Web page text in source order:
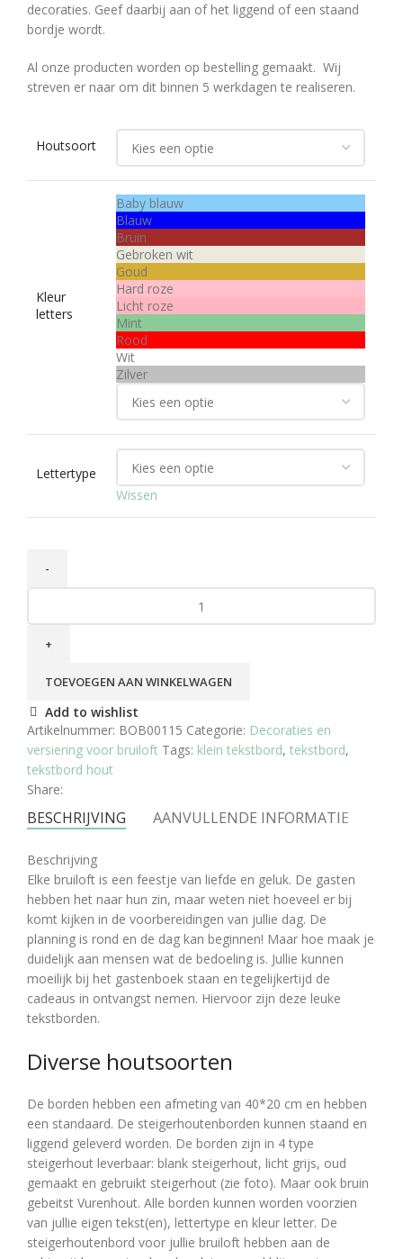
decoraties. Geef daarbij aan of het liggend of een staand
bordje wordt.
Al onze producten worden op bestelling gemaakt. Wij
streven er naar om dit binnen 5 werkdagen te realiseren.
Houtsoort
Kleur
letters
Baby blauw
Blauw
Bruin
Gebroken wit
Goud
Hard roze
Licht roze
Mint
Rood
Wit
Zilver
Lettertype
Wissen
TOEVOEGEN AAN WINKELWAGEN
Add to wishlist
Artikelnummer: BOB00115 Categorie: Decoraties en
versiering voor bruiloft Tags: klein tekstbord, tekstbord,
tekstbord hout
Share:
BESCHRIJVING AANVULLENDE INFORMATIE
Beschrijving
Elke bruiloft is een feestje van liefde en geluk. De gasten
hebben het naar hun zin, maar weten niet hoeveel er bij
komt kijken in de voorbereidingen van jullie dag. De
planning is rond en de dag kan beginnen! Maar hoe maak je
duidelijk aan mensen wat de bedoeling is. Jullie kunnen
moeilijk bij het gastenboek staan en tegelijkertijd de
cadeaus in ontvangst nemen. Hiervoor zijn deze leuke
tekstborden.
Diverse houtsoorten
De borden hebben een afmeting van 40*20 cm en hebben
een standaard. De steigerhoutenborden kunnen staand en
liggend geleverd worden. De borden zijn in 4 type
steigerhout leverbaar: blank steigerhout, licht grijs, oud
gemaakt en gebruikt steigerhout (zie foto). Maar ook bruin
gebeitst Vurenhout. Alle borden kunnen worden voorzien
van jullie eigen tekst(en), lettertype en kleur letter. De
steigerhoutenbord voor jullie bruiloft hebben aan de